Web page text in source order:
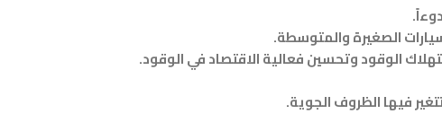
الوقود وتحسين فعالية الاقتصاد في الوقود.
فيها الظروف الجوية.